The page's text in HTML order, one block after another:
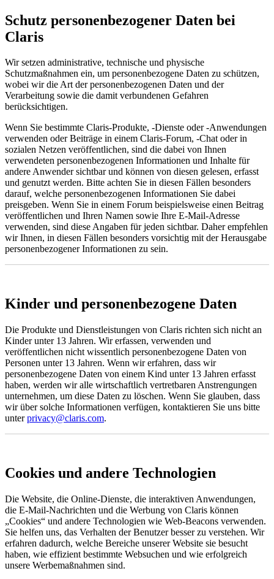
Schutz personenbezogener Daten bei
Claris
Wir setzen administrative, technische und physische
Schutzmaßnahmen ein, um personenbezogene Daten zu schützen,
wobei wir die Art der personenbezogenen Daten und der
Verarbeitung sowie die damit verbundenen Gefahren
berücksichtigen.
Wenn Sie bestimmte Claris-Produkte, -Dienste oder -Anwendungen
verwenden oder Beiträge in einem Claris-Forum, -Chat oder in
sozialen Netzen veröffentlichen, sind die dabei von Ihnen
verwendeten personenbezogenen Informationen und Inhalte für
andere Anwender sichtbar und können von diesen gelesen, erfasst
und genutzt werden. Bitte achten Sie in diesen Fällen besonders
darauf, welche personenbezogenen Informationen Sie dabei
preisgeben. Wenn Sie in einem Forum beispielsweise einen Beitrag
veröffentlichen und Ihren Namen sowie Ihre E-Mail-Adresse
verwenden, sind diese Angaben für jeden sichtbar. Daher empfehlen
wir Ihnen, in diesen Fällen besonders vorsichtig mit der Herausgabe
personenbezogener Informationen zu sein.
Kinder und personenbezogene Daten
Die Produkte und Dienstleistungen von Claris richten sich nicht an
Kinder unter 13 Jahren. Wir erfassen, verwenden und
veröffentlichen nicht wissentlich personenbezogene Daten von
Personen unter 13 Jahren. Wenn wir erfahren, dass wir
personenbezogene Daten von einem Kind unter 13 Jahren erfasst
haben, werden wir alle wirtschaftlich vertretbaren Anstrengungen
unternehmen, um diese Daten zu löschen. Wenn Sie glauben, dass
wir über solche Informationen verfügen, kontaktieren Sie uns bitte
unterprivacy@claris.com.
Cookies und andere Technologien
Die Website, die Online-Dienste, die interaktiven Anwendungen,
die E-Mail-Nachrichten und die Werbung von Claris können
„Cookies“ und andere Technologien wie Web-Beacons verwenden.
Sie helfen uns, das Verhalten der Benutzer besser zu verstehen. Wir
erfahren dadurch, welche Bereiche unserer Website sie besucht
haben, wie effizient bestimmte Websuchen und wie erfolgreich
unsere Werbemaßnahmen sind.